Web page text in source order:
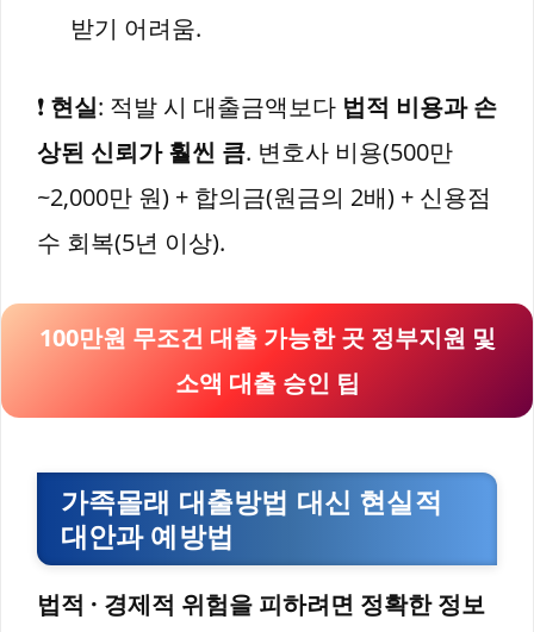
받기 어려움.
❗ 현실: 적발 시 대출금액보다 법적 비용과 손
상된 신뢰가 훨씬 큼. 변호사 비용(500만
~2,000만 원) + 합의금(원금의 2배) + 신용점
수 회복(5년 이상).
100만원 무조건 대출 가능한 곳 정부지원 및
소액 대출 승인 팁
가족몰래 대출방법 대신 현실적
대안과 예방법
법적 · 경제적 위험을 피하려면 정확한 정보